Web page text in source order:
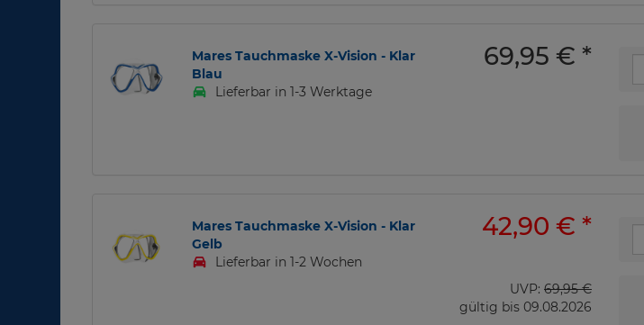
Mares Tauchmaske X-Vision - Klar
Blau
Lieferbar in 1-3 Werktage
69,95 € *
Mares Tauchmaske X-Vision - Klar
Gelb
Lieferbar in 1-2 Wochen
42,90 € *
UVP: 69,95 €
gültig bis 09.08.2026